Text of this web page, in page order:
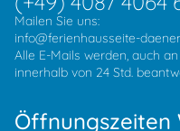
Mailen Sie uns:
info@ferienhausseite-
Alle E-Mails werden, auch
innerhalb von 24 Std.
Öffnungszeiten